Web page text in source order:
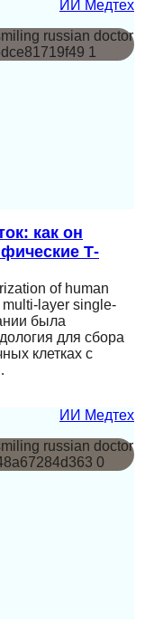
ИИ Медтех
как он
Т-
of human
layer single-
была
для сбора
клетках с
ИИ Медтех